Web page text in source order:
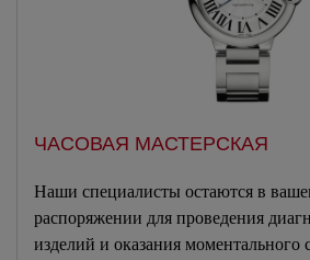
ЧАСОВАЯ МАСТЕРСКАЯ
Наши специалисты остаются в
распоряжении для проведения
изделий и оказания моментального